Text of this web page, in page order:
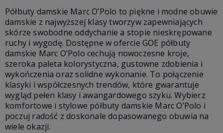
Półbuty damskie Marc O’Polo to piękne i modne obuwie
damskie z najwyższej klasy tworzyw zapewniających
skórze swobodne oddychanie a stopie nieskrępowane
ruchy i wygodę. Dostępne w ofercie GOE półbuty
damskie Marc O’Polo cechują nowoczesne kroje,
szeroka paleta kolorystyczna, gustowne zdobienia i
wykończenia oraz solidne wykonanie. To połączenie
klasyki i współczesnych trendów, które gwarantuje
wygląd pełen klasy i awangardowego szyku. Wybierz
komfortowe i stylowe półbuty damskie Marc O’Polo i
poczuj radość z doskonale dopasowanego obuwia na
wiele okazji.